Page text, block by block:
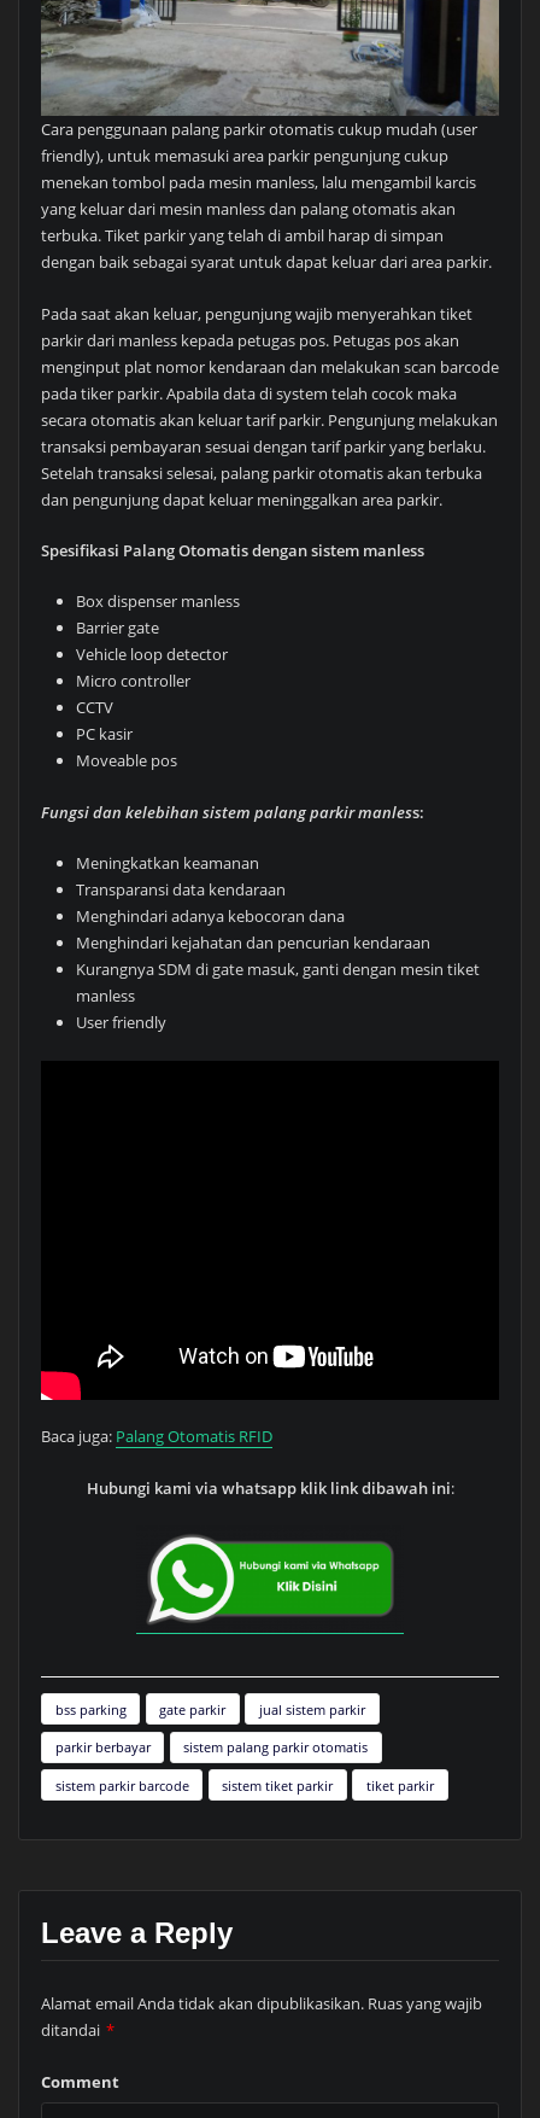
Cara penggunaan palang parkir otomatis cukup mudah (user
friendly), untuk memasuki area parkir pengunjung cukup
menekan tombol pada mesin manless, lalu mengambil karcis
yang keluar dari mesin manless dan palang otomatis akan
terbuka. Tiket parkir yang telah di ambil harap di simpan
dengan baik sebagai syarat untuk dapat keluar dari area parkir.
Pada saat akan keluar, pengunjung wajib menyerahkan tiket
parkir dari manless kepada petugas pos. Petugas pos akan
menginput plat nomor kendaraan dan melakukan scan barcode
pada tiker parkir. Apabila data di system telah cocok maka
secara otomatis akan keluar tarif parkir. Pengunjung melakukan
transaksi pembayaran sesuai dengan tarif parkir yang berlaku.
Setelah transaksi selesai, palang parkir otomatis akan terbuka
dan pengunjung dapat keluar meninggalkan area parkir.
Spesifikasi Palang Otomatis dengan sistem manless
Box dispenser manless
Barrier gate
Vehicle loop detector
Micro controller
CCTV
PC kasir
Moveable pos
Fungsi dan kelebihan sistem palang parkir manless:
Meningkatkan keamanan
Transparansi data kendaraan
Menghindari adanya kebocoran dana
Menghindari kejahatan dan pencurian kendaraan
Kurangnya SDM di gate masuk, ganti dengan mesin tiket
manless
User friendly
Baca juga: Palang Otomatis RFID
Hubungi kami via whatsapp klik link dibawah ini:
bss parking gate parkir jual sistem parkir
parkir berbayar sistem palang parkir otomatis
sistem parkir barcode sistem tiket parkir tiket parkir
Leave a Reply
Alamat email Anda tidak akan dipublikasikan. Ruas yang wajib
ditandai *
Comment